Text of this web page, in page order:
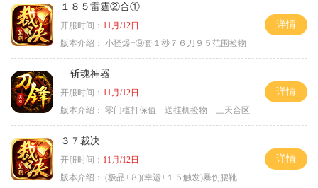
１８５雷霆②合①
开服时间： 11月/12日
版本介绍： 小怪爆+⑨套１秒７６刀９５范围捡物
详情
斩魂神器
开服时间： 11月/12日
版本介绍： 零门槛打保值 送挂机捡物 三天合区
详情
３７裁决
开服时间： 11月/12日
版本介绍： (极品+８)(幸运+１５触发)暴伤腰靴
详情